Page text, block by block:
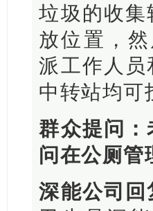
垃圾的收
放位置，
派工作人
中转站均可
群众提问
问在公厕管
深能公司回